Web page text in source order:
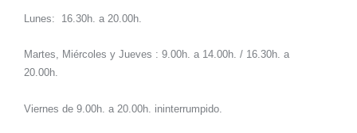
Lunes: 16.30h. a 20.00h.
Martes, Miércoles y Jueves : 9.00h. a 14.00h. / 16.30h. a
20.00h.
Viernes de 9.00h. a 20.00h. ininterrumpido.